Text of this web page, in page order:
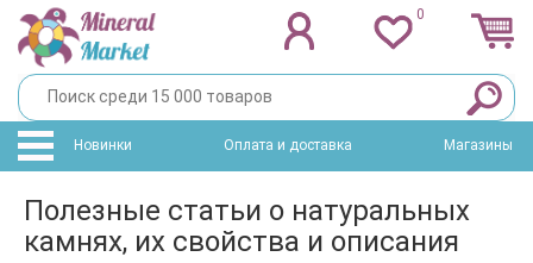
0
Новинки Оплата и доставка Магазины
Полезные статьи о натуральных
камнях, их свойства и описания